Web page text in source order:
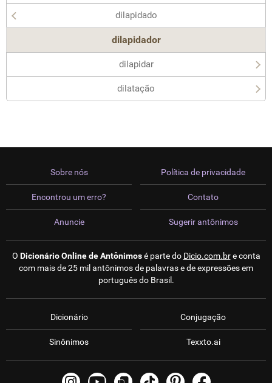
dilapidado
dilapidador
dilapidar
dilatação
Sobre nós
Encontrou um erro?
Anuncie
Política de privacidade
Contato
Sugerir antônimos
O Dicionário Online de Antônimosé parte do Dicio.com.bre conta
com mais de 25 mil antônimos de palavras e de expressões em
português do Brasil.
Dicionário
Sinônimos
Conjugação
Texxto.ai